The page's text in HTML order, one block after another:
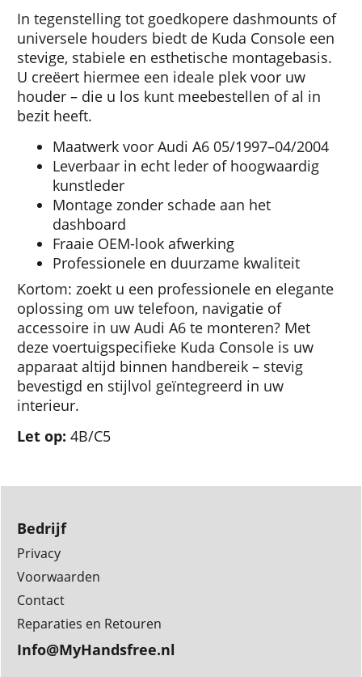
In tegenstelling tot goedkopere dashmounts of
universele houders biedt de Kuda Console een
stevige, stabiele en esthetische montagebasis.
U creëert hiermee een ideale plek voor uw
houder – die u los kunt meebestellen of al in
bezit heeft.
Maatwerk voor Audi A6 05/1997–04/2004
Leverbaar in echt leder of hoogwaardig
kunstleder
Montage zonder schade aan het
dashboard
Fraaie OEM-look afwerking
Professionele en duurzame kwaliteit
Kortom: zoekt u een professionele en elegante
oplossing om uw telefoon, navigatie of
accessoire in uw Audi A6 te monteren? Met
deze voertuigspecifieke Kuda Console is uw
apparaat altijd binnen handbereik – stevig
bevestigd en stijlvol geïntegreerd in uw
interieur.
Let op: 4B/C5
Bedrijf
Privacy
Voorwaarden
Contact
Reparaties en Retouren
Info@MyHandsfree.nl